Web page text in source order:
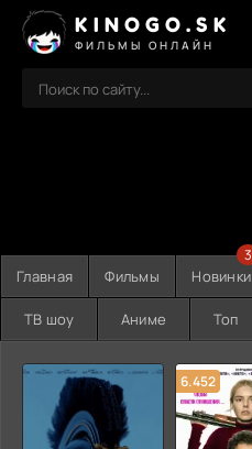
KINOGO.SK
ФИЛЬМЫ ОНЛАЙН
Главная Фильмы Новинки
3
ТВ шоу Аниме Топ
6.452